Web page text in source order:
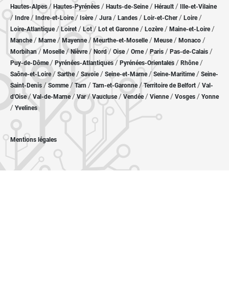
Hautes-Alpes/ Hautes-Pyrénées / Hauts-de-Seine/ Hérault / Ille-et-Vilaine
/ Indre/ Indre-et-Loire/ Isère/ Jura / Landes / Loir-et-Cher/ Loire/
Loire-Atlantique/ Loiret / Lot/ Lot et Garonne/ Lozère / Maine-et-Loire/
Manche/ Marne/ Mayenne/ Meurthe-et-Moselle/ Meuse/ Monaco /
Morbihan/ Moselle/ Nièvre / Nord/ Oise / Orne/Paris / Pas-de-Calais /
Puy-de-Dôme/ Pyrénées-Atlantiques / Pyrénées-Orientales / Rhône/
Saône-et-Loire/ Sarthe/ Savoie/ Seine-et-Marne/ Seine-Maritime/ Seine-
Saint-Denis /Somme/ Tarn / Tarn-et-Garonne/Territoire de Belfort / Val-
d'Oise/ Val-de-Marne/Var/Vaucluse/ Vendée/ Vienne/ Vosges / Yonne
/ Yvelines
Mentions légales